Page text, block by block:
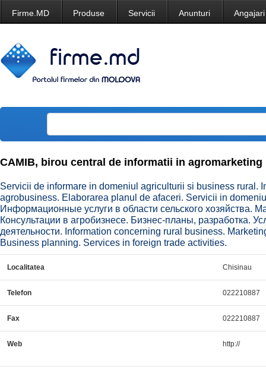
Firme.MD Produse Servicii Anunturi Angajari
CAMIB, birou central de informatii in agromarketing
Servicii de informare in domeniul agriculturii si business rural.
agrobusiness. Elaborarea planul de afaceri. Servicii in
Информационные услуги в области сельского хозяйства.
Консультации в агробизнесе. Бизнес-планы, разработка.
деятельности. Information concerning rural business.
Business planning. Services in foreign trade activities.
Localitatea Chisinau
Telefon 022210887
Fax 022210887
Web http://